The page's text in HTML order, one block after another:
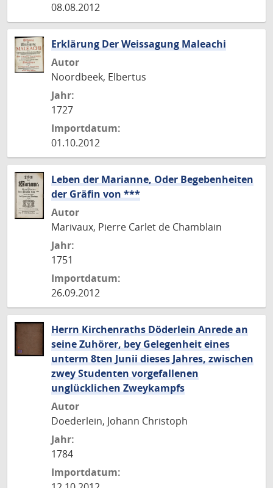
08.08.2012
Erklärung Der Weissagung Maleachi
Autor
Noordbeek, Elbertus
Jahr:
1727
Importdatum:
01.10.2012
Leben der Marianne, Oder Begebenheiten
der Gräfin von ***
Autor
Marivaux, Pierre Carlet de Chamblain
Jahr:
1751
Importdatum:
26.09.2012
Herrn Kirchenraths Döderlein Anrede an
seine Zuhörer, bey Gelegenheit eines
unterm 8ten Junii dieses Jahres, zwischen
zwey Studenten vorgefallenen
unglücklichen Zweykampfs
Autor
Doederlein, Johann Christoph
Jahr:
1784
Importdatum: